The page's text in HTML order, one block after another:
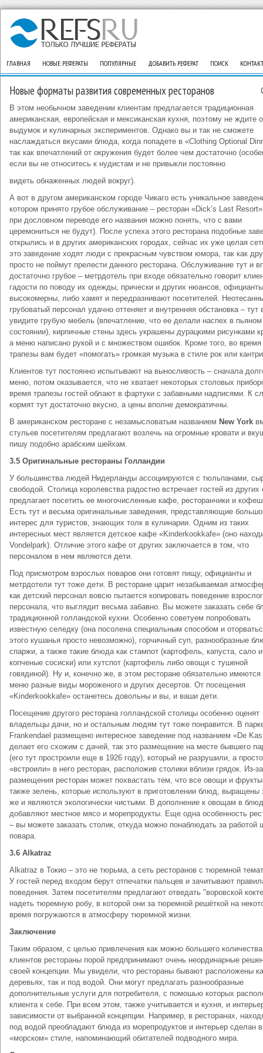
ГЛАВНАЯ НОВЫЕ РЕФЕРАТЫ ПОПУЛЯРНЫЕ ДОБАВИТЬ РЕФЕРАТ ПОИСК
Новые форматы развития современных ресторанов
В этом необычном заведении клиентам предлагается традиционная
американская, европейская и мексиканская кухня, поэтому не ждите
выдумок и кулинарных экспериментов. Однако вы и так не сможете
наслаждаться вкусами блюда, когда попадете в «Clothing Optional
так как впечатлений от окружения будет более чем достаточно
если вы не относитесь к нудистам и не привыкли постоянно
видеть обнаженных людей вокруг).
А вот в другом американском городе Чикаго есть уникальное
котором принято грубое обслуживание – ресторан «Dick’s Last
при дословном переводе его названия можно понять, что с вами
церемониться не будут). После успеха этого ресторана подобные
открылись и в других американских городах, сейчас их уже целая
это заведение ходят люди с прекрасным чувством юмора, так как
просто не поймут прелести данного ресторана. Обслуживание тут и
достаточно грубое – метрдотель при входе обязательно говорит
гадости по поводу их одежды, прически и других нюансов,
высокомерны, либо хамят и передразнивают посетителей.
грубоватый персонал удачно оттеняет и внутренняя обстановка – тут
увидите грубую мебель (впечатление, что ее делали наспех в пьяном
состоянии), кирпичные стены здесь украшены дурацкими рисунками
а меню написано рукой и с множеством ошибок. Кроме того, во время
трапезы вам будет «помогать» громкая музыка в стиле рок или
Клиентов тут постоянно испытывают на выносливость – сначала
меню, потом оказывается, что не хватает некоторых столовых
время трапезы гостей облают в фартуки с забавными надписями. К
кормят тут достаточно вкусно, а цены вполне демократичны.
В американском ресторане с незамысловатым названием New York
стульев посетителям предлагают возлечь на огромные кровати и
пишу подобно арабским шейхам.
3.5 Оригинальные рестораны Голландии
У большинства людей Нидерланды ассоциируются с тюльпанами,
свободой. Столица королевства радостно встречает гостей из других
предлагает посетить ее многочисленные кафе, ресторанчики и
Есть тут и весьма оригинальные заведения, представляющие
интерес для туристов, знающих толк в кулинарии. Одним из таких
интересных мест является детское кафе «Kinderkookkafe» (оно
Vondelpark). Отличие этого кафе от других заключается в том, что
персоналом в нем являются дети.
Под присмотром взрослых поваров они готовят пищу, официанты и
метрдотели тут тоже дети. В ресторане царит незабываемая
как детский персонал вовсю пытается копировать поведение
персонала, что выглядит весьма забавно. Вы можете заказать себе
традиционной голландской кухни. Особенно советуем попробовать
известную селедку (она посолена специальным способом и
этого кушанья просто невозможно), горчичный суп, разнообразные
спаржи, а также такие блюда как стампот (картофель, капуста, сало и
копченые сосиски) или хутспот (картофель либо овощи с тушеной
говядиной). Ну и, конечно же, в этом ресторане обязательно имеются
меню разные виды мороженого и других десертов. От посещения
«Kinderkookkafe» останетесь довольны и вы, и ваши дети.
Посещение другого ресторана голландской столицы особенно оценят
владельцы дачи, но и остальным людям тут тоже понравится. В
Frankendael размещено интересное заведение под названием «De
делает его схожим с дачей, так это размещение на месте бывшего
(его тут простроили еще в 1926 году), который не разрушили, а просто
«встроили» в него ресторан, расположив столики вблизи грядок. Из-за
размещения ресторан может похвастать тем, что все овощи и
также зелень, которые используют в приготовлении блюд, выращены
же и являются экологически чистыми. В дополнение к овощам в
добавляют местное мясо и морепродукты. Еще одна особенность
– вы можете заказать столик, откуда можно понаблюдать за работой
повара.
3.6 Alkatraz
Alkatraz в Токио – это не тюрьма, а сеть ресторанов с тюремной
У гостей перед входом берут отпечатки пальцев и зачитывают
поведения. Затем посетителям предлагают отведать "воровской
надеть тюремную робу, в которой они за тюремной решёткой на
время погружаются в атмосферу тюремной жизни.
Заключение
Таким образом, с целью привлечения как можно большего количества
клиентов рестораны порой предпринимают очень неординарные
своей концепции. Мы увидели, что рестораны бывают расположены
деревьях, так и под водой. Они могут предлагать разнообразные
дополнительные услуги для потребителя, с помошью которых
клиента к себе. При всем этом, также учитывается и кухня, и
зависимости от выбранной концепции. Например, в ресторанах,
под водой преобладают блюда из морепродуктов и интерьер сделан в
«морском» стиле, напоминающий обитателей подводного мира.